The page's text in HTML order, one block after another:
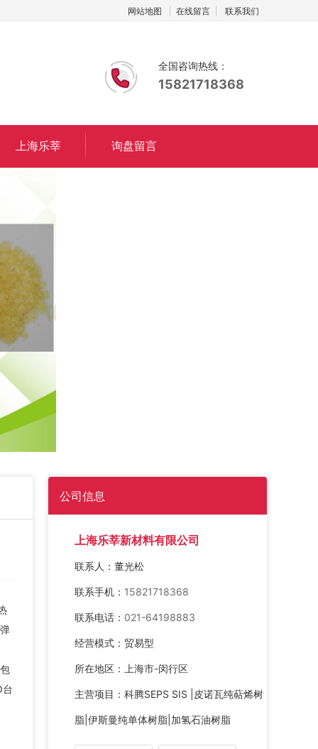
网站地图 在线留言 联系我们
全国咨询热线：
15821718368
上海乐莘 询盘留言
台
公司信息
上海乐莘新材料有限公司
联系人： 董光松
联系手机： 15821718368
联系电话： 021-64198883
经营模式： 贸易型
所在地区： 上海市-闵行区
主营项目： 科腾SEPS SIS |皮诺瓦纯萜烯树
脂|伊斯曼纯单体树脂|加氢石油树脂